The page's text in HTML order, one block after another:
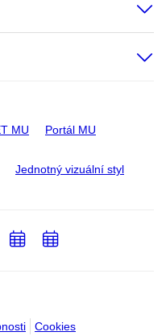
MU Portál MU
Jednotný vizuální styl
Cookies
Email
PřidatPřidat